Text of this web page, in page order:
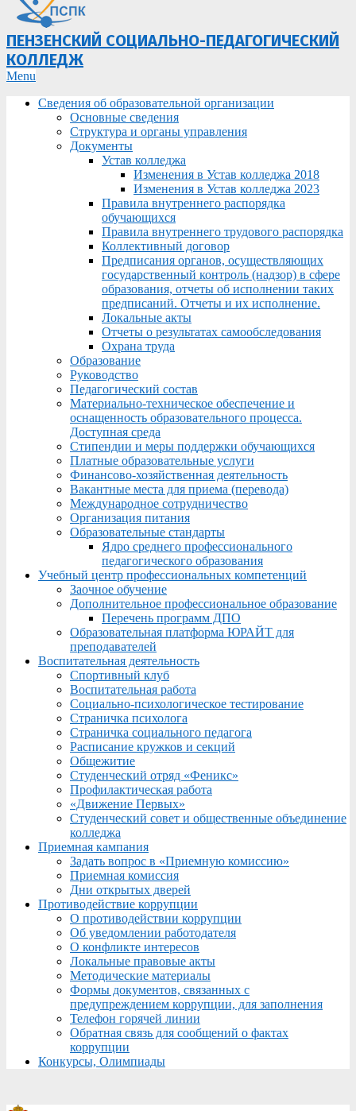
ПЕНЗЕНСКИЙ СОЦИАЛЬНО-ПЕДАГОГИЧЕСКИЙ
КОЛЛЕДЖ
Primary
Menu
Menu
Сведения об образовательной организации
Основные сведения
Структура и органы управления
Документы
Устав колледжа
Изменения в Устав колледжа 2018
Изменения в Устав колледжа 2023
Правила внутреннего распорядка
обучающихся
Правила внутреннего трудового распорядка
Коллективный договор
Предписания органов, осуществляющих
государственный контроль (надзор) в сфере
образования, отчеты об исполнении таких
предписаний. Отчеты и их исполнение.
Локальные акты
Отчеты о результатах самообследования
Охрана труда
Образование
Руководство
Педагогический состав
Материально-техническое обеспечение и
оснащенность образовательного процесса.
Доступная среда
Стипендии и меры поддержки обучающихся
Платные образовательные услуги
Финансово-хозяйственная деятельность
Вакантные места для приема (перевода)
Международное сотрудничество
Организация питания
Образовательные стандарты
Ядро среднего профессионального
педагогического образования
Учебный центр профессиональных компетенций
Заочное обучение
Дополнительное профессиональное образование
Перечень программ ДПО
Образовательная платформа ЮРАЙТ для
преподавателей
Воспитательная деятельность
Спортивный клуб
Воспитательная работа
Социально-психологическое тестирование
Страничка психолога
Страничка социального педагога
Расписание кружков и секций
Общежитие
Студенческий отряд «Феникс»
Профилактическая работа
«Движение Первых»
Студенческий совет и общественные объединение
колледжа
Приемная кампания
Задать вопрос в «Приемную комиссию»
Приемная комиссия
Дни открытых дверей
Противодействие коррупции
О противодействии коррупции
Об уведомлении работодателя
О конфликте интересов
Локальные правовые акты
Методические материалы
Формы документов, связанных с
предупреждением коррупции, для заполнения
Телефон горячей линии
Обратная связь для сообщений о фактах
коррупции
Конкурсы, Олимпиады